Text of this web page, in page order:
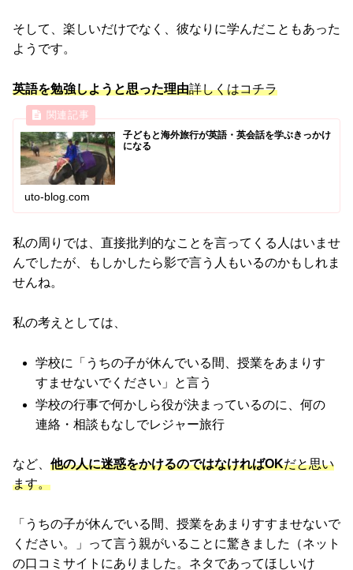
そして、楽しいだけでなく、彼なりに学んだこともあった
ようです。
英語を勉強しようと思った理由詳しくはコチラ
子どもと海外旅行が英語・英会話を学ぶきっかけ
になる
uto-blog.com
私の周りでは、直接批判的なことを言ってくる人はいませ
んでしたが、もしかしたら影で言う人もいるのかもしれま
せんね。
私の考えとしては、
学校に「うちの子が休んでいる間、授業をあまりす
すませないでください」と言う
学校の行事で何かしら役が決まっているのに、何の
連絡・相談もなしでレジャー旅行
など、 他の人に迷惑をかけるのではなければOKだと思い
ます。
「うちの子が休んでいる間、授業をあまりすすませないで
ください。」って言う親がいることに驚きました（ネット
の口コミサイトにありました。ネタであってほしいけ